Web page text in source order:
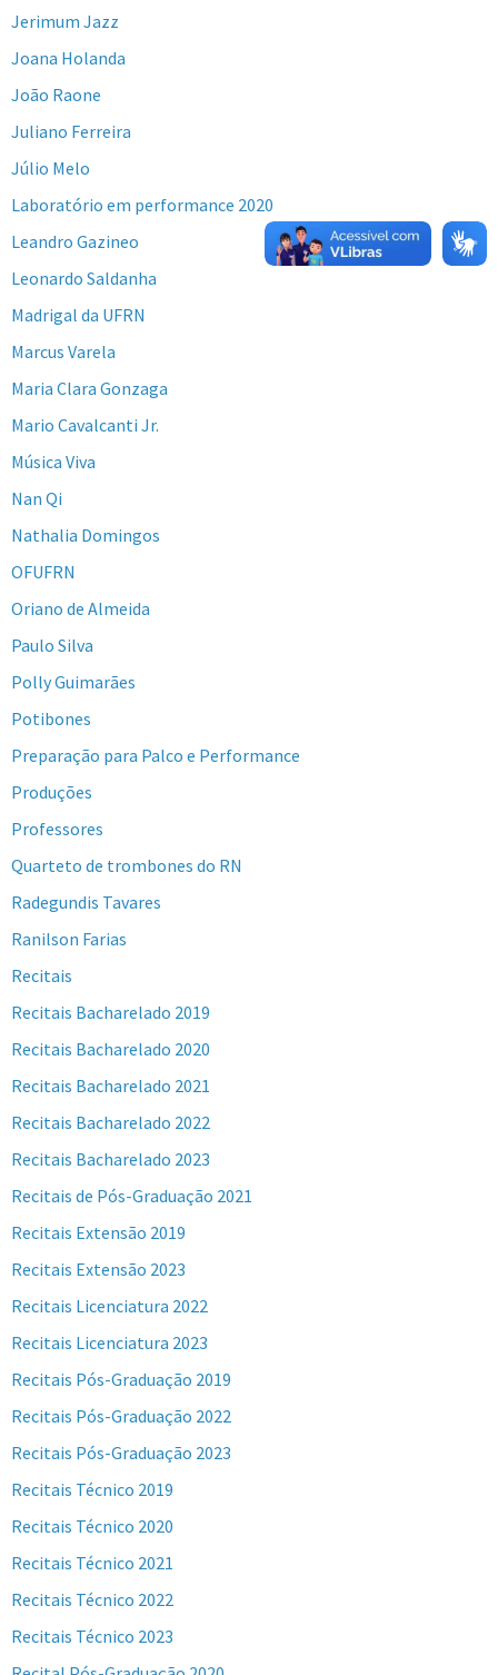
Jerimum Jazz
Joana Holanda
João Raone
Juliano Ferreira
Júlio Melo
Laboratório em performance 2020
Leandro Gazineo
Leonardo Saldanha
Madrigal da UFRN
Marcus Varela
Maria Clara Gonzaga
Mario Cavalcanti Jr.
Música Viva
Nan Qi
Nathalia Domingos
OFUFRN
Oriano de Almeida
Paulo Silva
Polly Guimarães
Potibones
Preparação para Palco e Performance
Produções
Professores
Quarteto de trombones do RN
Radegundis Tavares
Ranilson Farias
Recitais
Recitais Bacharelado 2019
Recitais Bacharelado 2020
Recitais Bacharelado 2021
Recitais Bacharelado 2022
Recitais Bacharelado 2023
Recitais de Pós-Graduação 2021
Recitais Extensão 2019
Recitais Extensão 2023
Recitais Licenciatura 2022
Recitais Licenciatura 2023
Recitais Pós-Graduação 2019
Recitais Pós-Graduação 2022
Recitais Pós-Graduação 2023
Recitais Técnico 2019
Recitais Técnico 2020
Recitais Técnico 2021
Recitais Técnico 2022
Recitais Técnico 2023